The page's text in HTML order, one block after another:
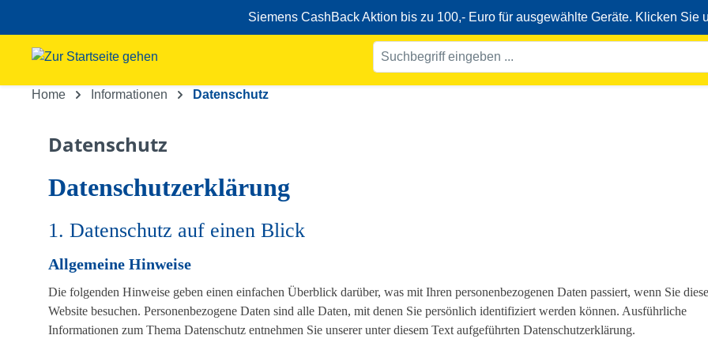
Siemens CashBack Aktion bis zu 100,- Euro für ausgewählte Geräte. Klicken Sie
Home Informationen Datenschutz
Datenschutz
Datenschutz­erklärung
1. Datenschutz auf einen Blick
Allgemeine Hinweise
Die folgenden Hinweise geben einen einfachen Überblick darüber, was mit Ihren personenbezogenen Daten passiert, wenn Sie diese
Website besuchen. Personenbezogene Daten sind alle Daten, mit denen Sie persönlich identifiziert werden können. Ausführliche
Informationen zum Thema Datenschutz entnehmen Sie unserer unter diesem Text aufgeführten Datenschutzerklärung.